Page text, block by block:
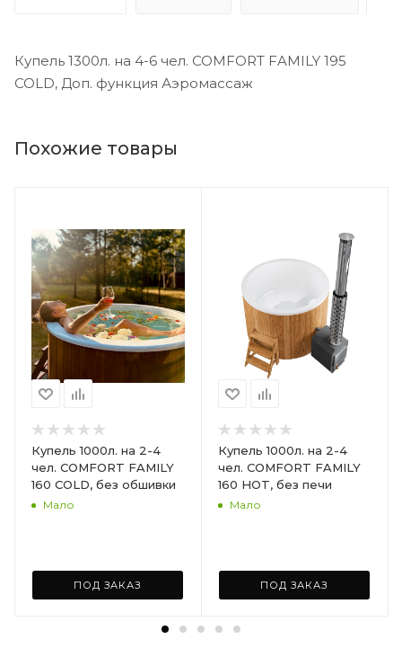
Купель 1300л. на 4-6 чел. COMFORT FAMILY 195
COLD, Доп. функция Аэромассаж
Похожие товары
Купель 1000л. на 2-4
чел. COMFORT FAMILY
160 COLD, без обшивки
Мало
ПОД ЗАКАЗ
Купель 1000л. на 2-4
чел. COMFORT FAMILY
160 HOT, без печи
Мало
ПОД ЗАКАЗ